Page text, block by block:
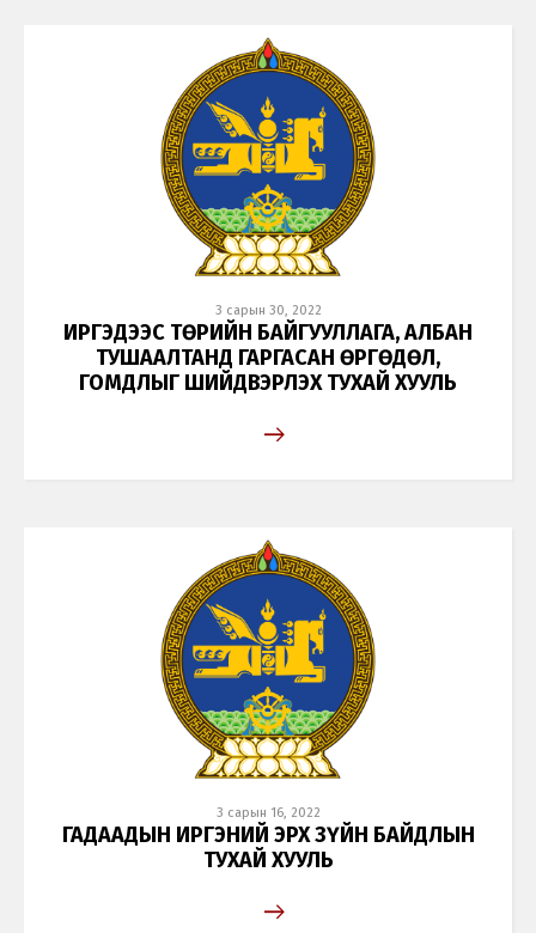
3 сарын 30, 2022
ИРГЭДЭЭС ТӨРИЙН БАЙГУУЛЛАГА, АЛБАН
ТУШААЛТАНД ГАРГАСАН ӨРГӨДӨЛ,
ГОМДЛЫГ ШИЙДВЭРЛЭХ ТУХАЙ ХУУЛЬ
3 сарын 16, 2022
ГАДААДЫН ИРГЭНИЙ ЭРХ ЗҮЙН БАЙДЛЫН
ТУХАЙ ХУУЛЬ